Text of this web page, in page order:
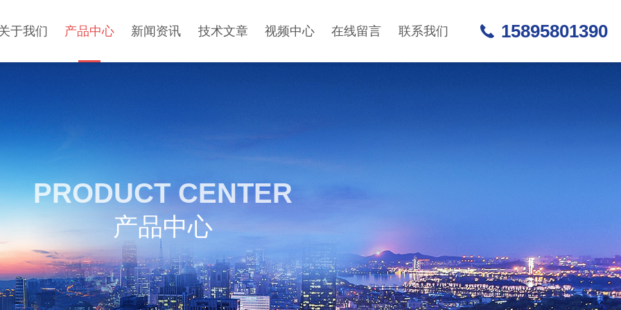
于我们 产品中心 新闻资讯 技术文章 视频中心 在线留言 联系我们 15895801390
PRODUCT CENTER
产品中心